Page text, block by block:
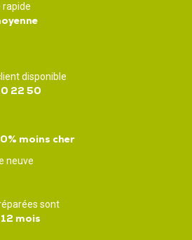
rapide
disponible
22 50
moins cher
neuve
sont
mois